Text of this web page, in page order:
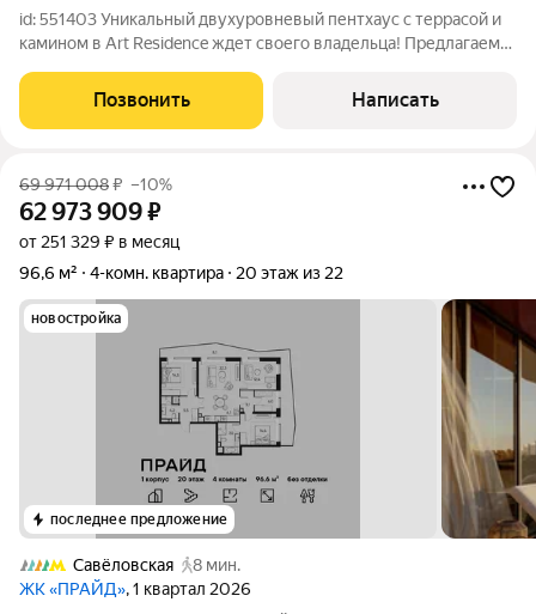
id: 551403 Уникальный двухуровневый пентхаус с террасой и
камином в Art Residence ждет своего владельца! Предлагаем
жилом комплексе Art Residence. Этот двухуровневый
апартамент с собственной террасой
Позвонить Написать
69 971 008₽ –10%
62 973 909₽
от 251 329 ₽ в месяц
96,6 м²
4-комн. квартира 20 этаж из 22
новостройка
последнее предложение
Савёловская
8 мин.
ЖК «ПРАЙД», 1 квартал 2026